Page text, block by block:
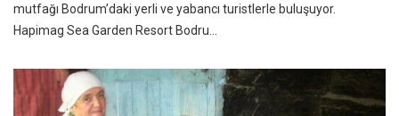
mutfağı Bodrum’daki yerli ve yabancı turistlerle buluşuyor.
Hapimag Sea Garden Resort Bodru...